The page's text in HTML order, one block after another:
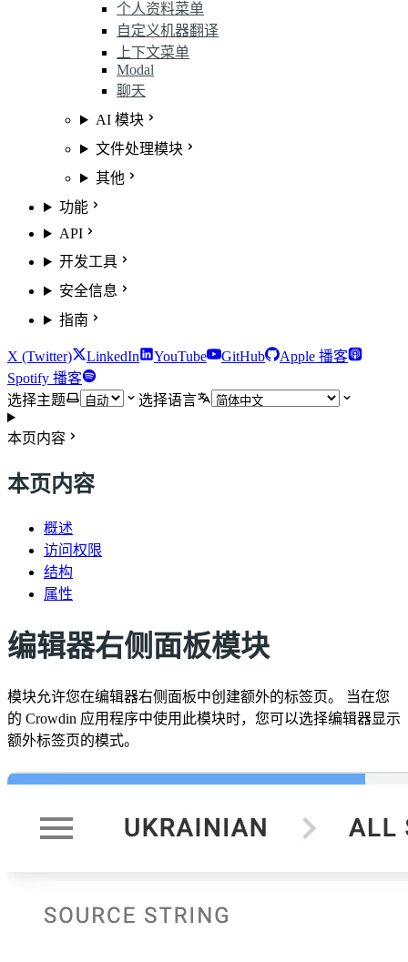
个人资料菜单
自定义机器翻译
上下文菜单
Modal
聊天
AI 模块
文件处理模块
其他
功能
API
开发工具
安全信息
指南
X (Twitter) LinkedIn YouTube GitHub
Apple 播客
Spotify 播客
选择主题
选择语言
本页内容
本页内容
概述
访问权限
结构
属性
编辑器右侧面板模块
模块允许您在编辑器右侧面板中创建额外的标签页。 当在您
的 Crowdin 应用程序中使用此模块时，您可以选择编辑器显示
额外标签页的模式。